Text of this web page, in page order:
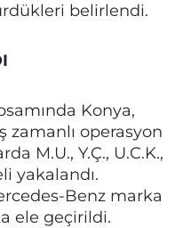
belirlendi.
Konya,
zamanlı operasyon
M.U., Y.Ç., U.C.K.,
yakalandı.
Benz marka
ele geçirildi.